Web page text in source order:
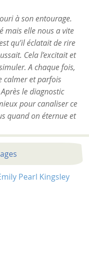
Pearl Kingsley
à son entourage.
mais elle nous a vite
qu’il éclatait de rire
Cela l’excitait et
A chaque fois,
calmer et parfois
le diagnostic
pour canaliser ce
quand on éternue et